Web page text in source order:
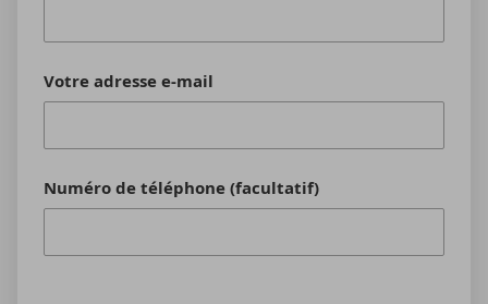
Votre adresse e-mail
Numéro de téléphone (facultatif)